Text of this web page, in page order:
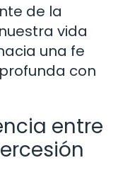
de la
vida
una fe
con
entre